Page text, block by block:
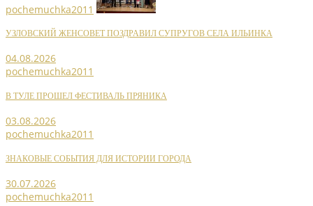
pochemuchka2011
УЗЛОВСКИЙ ЖЕНСОВЕТ ПОЗДРАВИЛ СУПРУГОВ СЕЛА ИЛЬИНКА
04.08.2026
pochemuchka2011
В ТУЛЕ ПРОШЕЛ ФЕСТИВАЛЬ ПРЯНИКА
03.08.2026
pochemuchka2011
ЗНАКОВЫЕ СОБЫТИЯ ДЛЯ ИСТОРИИ ГОРОДА
30.07.2026
pochemuchka2011